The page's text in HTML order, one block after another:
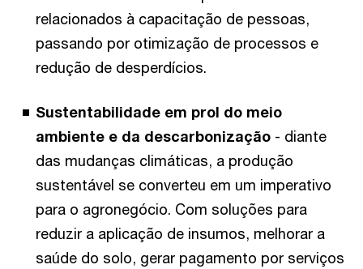
relacionados à capacitação de pessoas,
passando por otimização de processos e
redução de desperdícios.
Sustentabilidade em prol do meio
ambiente e da descarbonização - diante
das mudanças climáticas, a produção
sustentável se converteu em um imperativo
para o agronegócio. Com soluções para
reduzir a aplicação de insumos, melhorar a
saúde do solo, gerar pagamento por serviços